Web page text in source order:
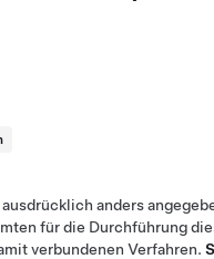
anders
für die Durchführung
verbundenen Verfahren.